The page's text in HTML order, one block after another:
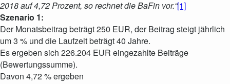
2018 auf 4,72 Prozent, so rechnet die BaFin vor.“[1]
Szenario 1:
Der Monatsbeitrag beträgt 250 EUR, der Beitrag steigt jährlich
um 3 % und die Laufzeit beträgt 40 Jahre.
Es ergeben sich 226.204 EUR eingezahlte Beiträge
(Bewertungssumme).
Davon 4,72 % ergeben